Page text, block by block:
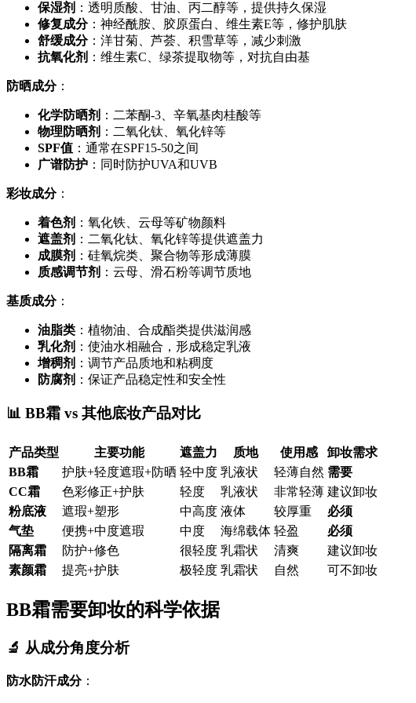
保湿剂 ：透明质酸、甘油、丙二醇等，提供持久保湿
修复成分：神经酰胺、胶原蛋白、维生素E等，修护肌肤
舒缓成分：洋甘菊、芦荟、积雪草等，减少刺激
抗氧化剂 ：维生素C、绿茶提取物等，对抗自由基
防晒成分：
化学防晒剂 ：二苯酮-3、辛氧基肉桂酸等
物理防晒剂 ：二氧化钛、氧化锌等
SPF值 ：通常在SPF15-50之间
广谱防护 ：同时防护UVA和UVB
彩妆成分：
着色剂 ：氧化铁、云母等矿物颜料
遮盖剂 ：二氧化钛、氧化锌等提供遮盖力
成膜剂 ：硅氧烷类、聚合物等形成薄膜
质感调节剂 ：云母、滑石粉等调节质地
基质成分：
油脂类 ：植物油、合成酯类提供滋润感
乳化剂 ：使油水相融合，形成稳定乳液
增稠剂 ：调节产品质地和粘稠度
防腐剂 ：保证产品稳定性和安全性
📊 BB霜 vs 其他底妆产品对比
产品类型 主要功能 遮盖力 质地 使用感
卸妆需求
BB霜
护肤+轻度遮瑕+防晒 轻中度 乳液状 轻薄自然 需要
CC霜
色彩修正+护肤 轻度 乳液状 非常轻薄 建议卸妆
粉底液
遮瑕+塑形 中高度 液体 较厚重
必须
气垫
便携+中度遮瑕 中度 海绵载体 轻盈
必须
隔离霜
防护+修色 很轻度 乳霜状 清爽
建议卸妆
素颜霜
提亮+护肤 极轻度 乳霜状 自然 可不卸妆
BB霜需要卸妆的科学依据
🔬 从成分角度分析
防水防汗成分：